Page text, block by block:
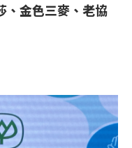
金色三麥、老協